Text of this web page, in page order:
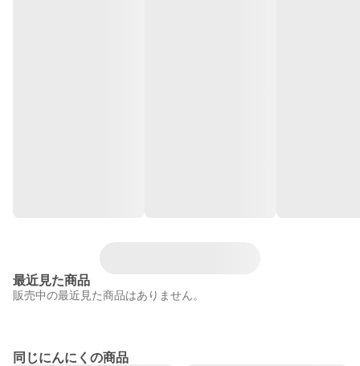
最近見た商品
販売中の最近見た商品はありません。
同じにんにくの商品